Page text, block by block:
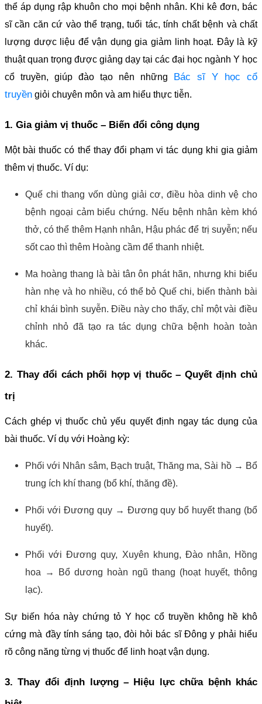
thể áp dụng rập khuôn cho mọi bệnh nhân. Khi kê đơn, bác
sĩ cần căn cứ vào thể trạng, tuổi tác, tính chất bệnh và chất
lượng dược liệu để vận dụng gia giảm linh hoạt. Đây là kỹ
thuật quan trọng được giảng dạy tại các đại học ngành Y học
cổ truyền, giúp đào tạo nên những Bác sĩ Y học cổ
truyền giỏi chuyên môn và am hiểu thực tiễn.
1. Gia giảm vị thuốc – Biến đổi công dụng
Một bài thuốc có thể thay đổi phạm vi tác dụng khi gia giảm
thêm vị thuốc. Ví dụ:
Quế chi thang vốn dùng giải cơ, điều hòa dinh vệ cho
bệnh ngoại cảm biểu chứng. Nếu bệnh nhân kèm khó
thở, có thể thêm Hạnh nhân, Hậu phác để trị suyễn; nếu
sốt cao thì thêm Hoàng cầm để thanh nhiệt.
Ma hoàng thang là bài tân ôn phát hãn, nhưng khi biểu
hàn nhẹ và ho nhiều, có thể bỏ Quế chi, biến thành bài
chỉ khái bình suyễn. Điều này cho thấy, chỉ một vài điều
chỉnh nhỏ đã tạo ra tác dụng chữa bệnh hoàn toàn
khác.
2. Thay đổi cách phối hợp vị thuốc – Quyết định chủ
trị
Cách ghép vị thuốc chủ yếu quyết định ngay tác dụng của
bài thuốc. Ví dụ với Hoàng kỳ:
Phối với Nhân sâm, Bạch truật, Thăng ma, Sài hồ → Bổ
trung ích khí thang (bổ khí, thăng đề).
Phối với Đương quy → Đương quy bổ huyết thang (bổ
huyết).
Phối với Đương quy, Xuyên khung, Đào nhân, Hồng
hoa → Bổ dương hoàn ngũ thang (hoạt huyết, thông
lạc).
Sự biến hóa này chứng tỏ Y học cổ truyền không hề khô
cứng mà đầy tính sáng tạo, đòi hỏi bác sĩ Đông y phải hiểu
rõ công năng từng vị thuốc để linh hoạt vận dụng.
3. Thay đổi định lượng – Hiệu lực chữa bệnh khác